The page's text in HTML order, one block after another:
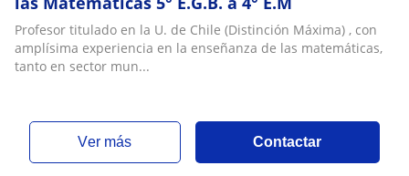
Profesor titulado en la U. de Chile (Distinción Máxima) , con
amplísima experiencia en la enseñanza de las matemáticas,
tanto en sector mun...
ver más Contactar